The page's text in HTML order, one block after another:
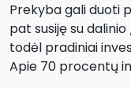
Prekyba gali duoti
pat susiję su
todėl pradiniai
Apie 70 procentų